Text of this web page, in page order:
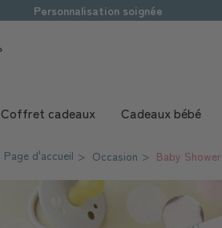
Personnalisation soignée
Coffret cadeaux Cadeaux bébé
Page d'accueil Occasion Baby Shower